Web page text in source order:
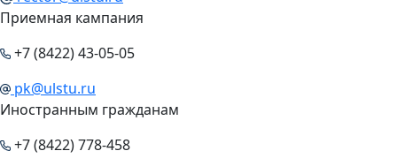
Приемная кампания
+7 (8422) 43-05-05
pk@ulstu.ru
Иностранным гражданам
+7 (8422) 778-458